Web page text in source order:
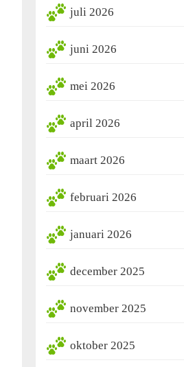
juli 2026
juni 2026
mei 2026
april 2026
maart 2026
februari 2026
januari 2026
december 2025
november 2025
oktober 2025